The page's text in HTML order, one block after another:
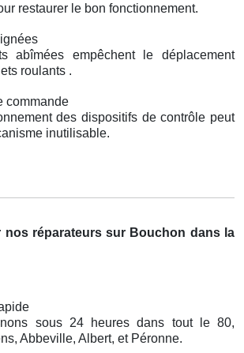
restaurer le bon fonctionnement.
abîmées empêchent le déplacement
roulants .
commande
des dispositifs de contrôle peut
inutilisable.
nos réparateurs sur Bouchon dans la
sous 24 heures dans tout le 80,
Abbeville, Albert, et Péronne.